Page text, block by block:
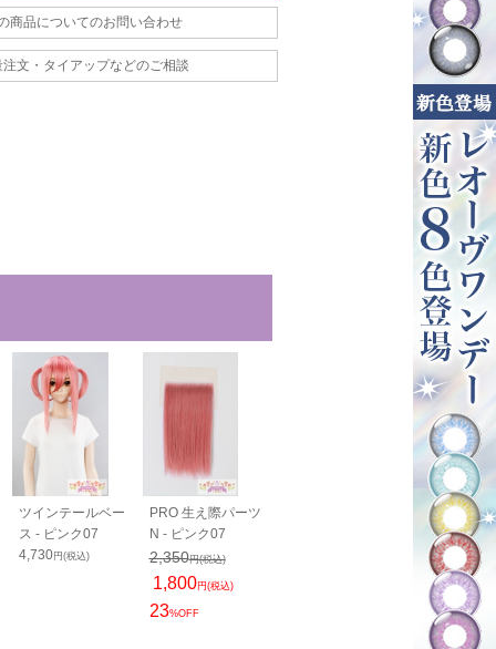
商品についてのお問い合わせ
注文・タイアップなどのご相談
ツインテールベー
ス - ピンク07
4,730円(税込)
PRO 生え際パーツ
N - ピンク07
2,350円(税込)
1,800円(税込)
23%OFF
毛束100cm -
ク07
1,400円(税込)